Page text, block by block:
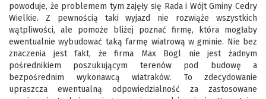
powoduje, że problemem tym zajęły się Rada i Wójt Gminy Cedry
Wielkie. Z pewnością taki wyjazd nie rozwiąże wszystkich
wątpliwości, ale pomoże bliżej poznać firmę, która mogłaby
ewentualnie wybudować taką farmę wiatrową w gminie. Nie bez
znaczenia jest fakt, że firma Max Bögl nie jest żadnym
pośrednikiem poszukującym terenów pod budowę a
bezpośrednim wykonawcą wiatraków. To zdecydowanie
upraszcza ewentualną odpowiedzialność za zastosowane